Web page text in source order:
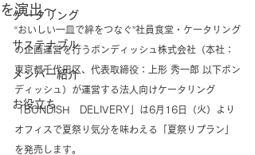
ケータリング
サステナブル
メンバー紹介
お役立ち
を演出～
“おいしい一皿で絆をつなぐ”社員食堂・ケータリング
の企画運営を行うボンディッシュ株式会社（本社：
東京都千代田区、代表取締役：上形 秀一郎 以下ボン
ディッシュ）が運営する法人向けケータリング
「BONDISH　DELIVERY」は6月16日（火）より
オフィスで夏祭り気分を味わえる「夏祭りプラン」
を発売します。